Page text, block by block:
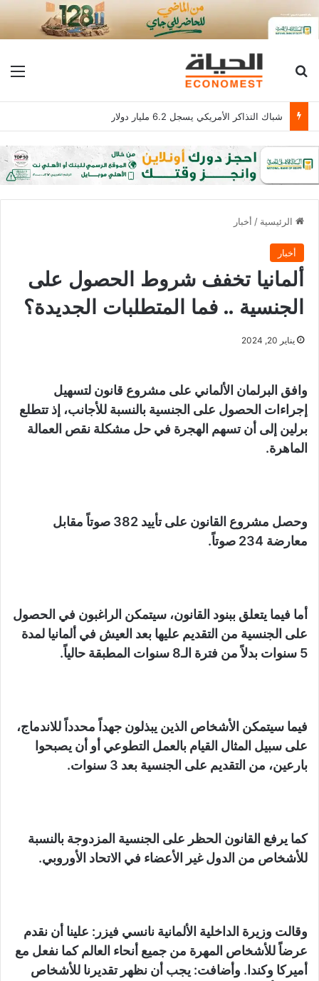
بحث عن
شباك التذاكر الأمريكي يسجل 6.2 مليار دولار
الرئيسية / أخبار
أخبار
ألمانيا تخفف شروط الحصول على
الجنسية .. فما المتطلبات الجديدة؟
يناير 20, 2024
وافق البرلمان الألماني على مشروع قانون لتسهيل
إجراءات الحصول على الجنسية بالنسبة للأجانب، إذ تتطلع
برلين إلى أن تسهم الهجرة في حل مشكلة نقص العمالة
الماهرة.
وحصل مشروع القانون على تأييد 382 صوتاً مقابل
معارضة 234 صوتاً.
أما فيما يتعلق ببنود القانون، سيتمكن الراغبون في الحصول
على الجنسية من التقديم عليها بعد العيش في ألمانيا لمدة
5 سنوات بدلاً من فترة الـ8 سنوات المطبقة حالياً.
فيما سيتمكن الأشخاص الذين يبذلون جهداً محدداً للاندماج،
على سبيل المثال القيام بالعمل التطوعي أو أن يصبحوا
بارعين، من التقديم على الجنسية بعد 3 سنوات.
كما يرفع القانون الحظر على الجنسية المزدوجة بالنسبة
للأشخاص من الدول غير الأعضاء في الاتحاد الأوروبي.
وقالت وزيرة الداخلية الألمانية نانسي فيزر: علينا أن نقدم
عرضاً للأشخاص المهرة من جميع أنحاء العالم كما نفعل مع
أميركا وكندا. وأضافت: يجب أن نظهر تقديرنا للأشخاص